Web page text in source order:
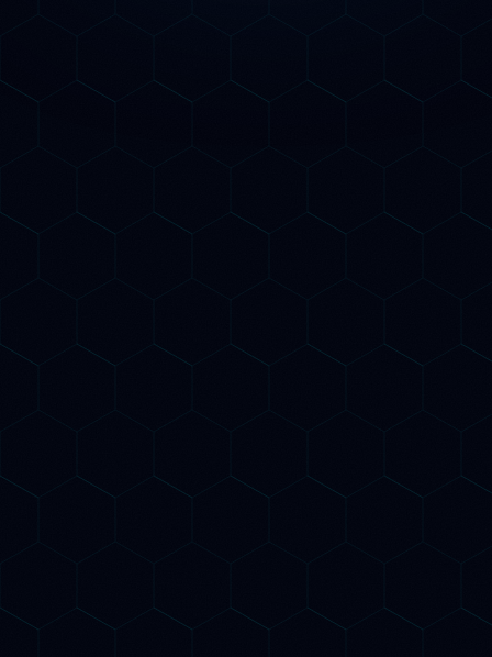
Consulenza SEO AI per le
Chianti Classico e le grandi banche
potentissimo. Le imprese senesi che si
medievale.